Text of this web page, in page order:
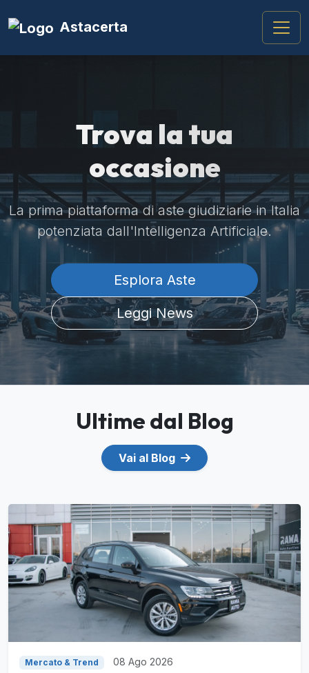
Astacerta
Trova la tua
occasione
La prima piattaforma di aste giudiziarie in Italia
potenziata dall'Intelligenza Artificiale.
Esplora Aste
Leggi News
Ultime dal Blog
Vai al Blog
Mercato & Trend 08 Ago 2026